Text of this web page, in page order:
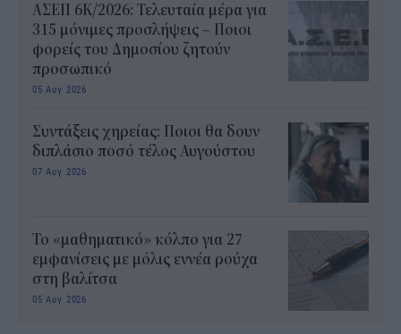
ΑΣΕΠ 6Κ/2026: Τελευταία μέρα για
315 μόνιμες προσλήψεις – Ποιοι
φορείς του Δημοσίου ζητούν
προσωπικό
05 Αυγ 2026
Συντάξεις χηρείας: Ποιοι θα δουν
διπλάσιο ποσό τέλος Αυγούστου
07 Αυγ 2026
Το «μαθηματικό» κόλπο για 27
εμφανίσεις με μόλις εννέα ρούχα
στη βαλίτσα
05 Αυγ 2026